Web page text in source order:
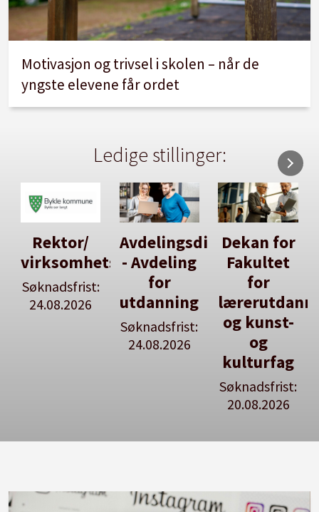
Motivasjon og trivsel i skolen – når de
yngste elevene får ordet
Ledige stillinger:
Avdelingsdirektør
- Avdeling
for
utdanning
Dekan for
Fakultet
for
lærerutdanning
og kunst-
og
Her kan
du utlyse
en ledig
stilling
Se våre
stillingspakker